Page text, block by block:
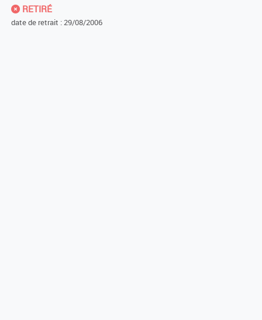
RETIRÉ
date de retrait : 29/08/2006